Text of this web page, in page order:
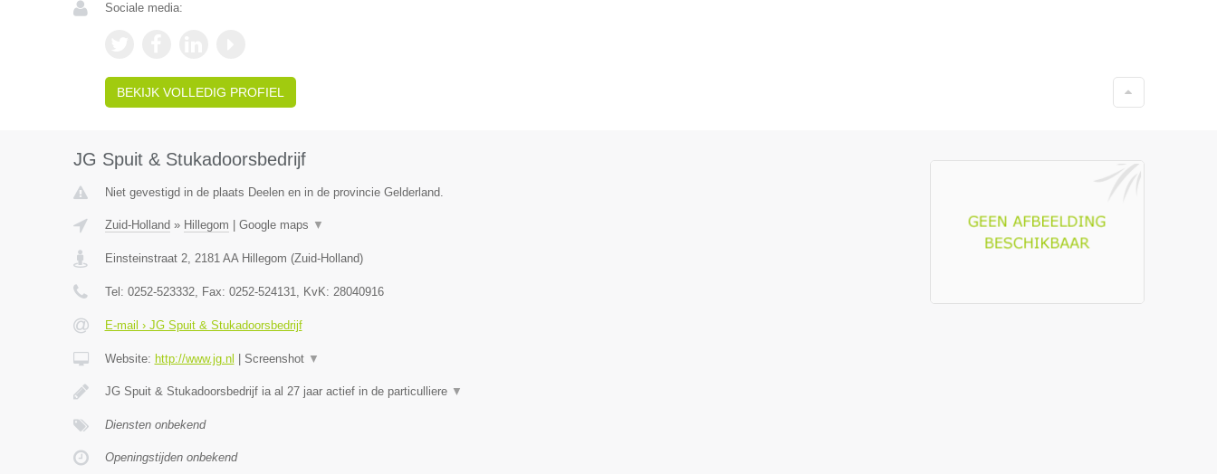
Sociale media:
BEKIJK VOLLEDIG PROFIEL
JG Spuit & Stukadoorsbedrijf
Niet gevestigd in de plaats Deelen en in de provincie Gelderland.
Zuid-Holland » Hillegom Google maps ▼
Einsteinstraat 2, 2181 AA Hillegom (Zuid-Holland)
Tel: 0252-523332, Fax: 0252-524131, KvK: 28040916
E-mail › JG Spuit & Stukadoorsbedrijf
Website: http://www.jg.nl Screenshot ▼
JG Spuit & Stukadoorsbedrijf ia al 27 jaar actief in de particulliere ▼
Diensten onbekend
Openingstijden onbekend